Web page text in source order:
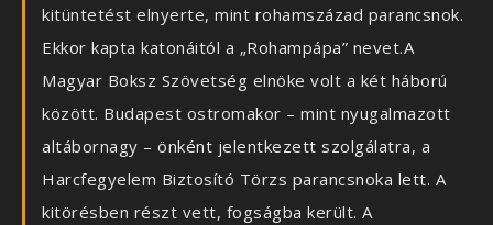
kitüntetést elnyerte, mint rohamszázad parancsnok.
Ekkor kapta katonáitól a „Rohampápa” nevet.A
Magyar Boksz Szövetség elnöke volt a két háború
között. Budapest ostromakor – mint nyugalmazott
altábornagy – önként jelentkezett szolgálatra, a
Harcfegyelem Biztosító Törzs parancsnoka lett. A
kitörésben részt vett, fogságba került. A